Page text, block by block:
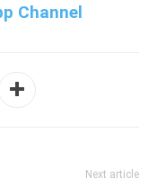
Channel
Next article